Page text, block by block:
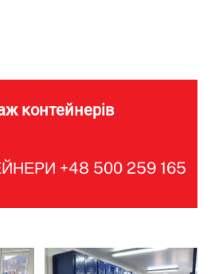
контейнерів
+48 500 259 165